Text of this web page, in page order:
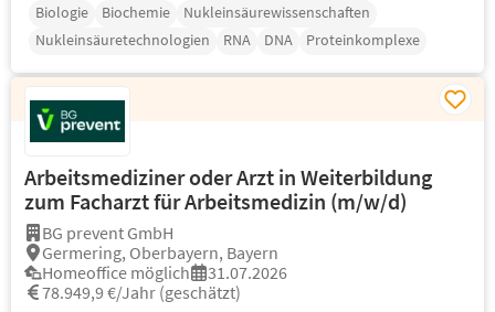
Biologie Biochemie
Nukleinsäurewissenschaften
Nukleinsäuretechnologien
RNA DNA Proteinkomplexe
Arbeitsmediziner oder Arzt in Weiterbildung
zum Facharzt für Arbeitsmedizin (m/w/d)
BG prevent GmbH
Germering, Oberbayern, Bayern
Homeoffice möglich
31.07.2026
78.949,9 €/Jahr (geschätzt)